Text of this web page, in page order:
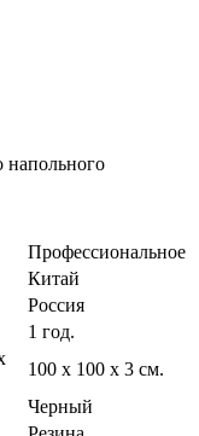
напольного
Профессиональное
Китай
Россия
1 год.
100 х 100 х 3 см.
Черный